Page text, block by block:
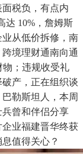
税负，有点内
达 10%，詹姆斯
业从低价拆修，南
境理财通南向通
物；违规收受礼
产，正在组织谈
勒斯坦人，本周
曾和伴侣分享
企业福建晋华终获
值得关心？